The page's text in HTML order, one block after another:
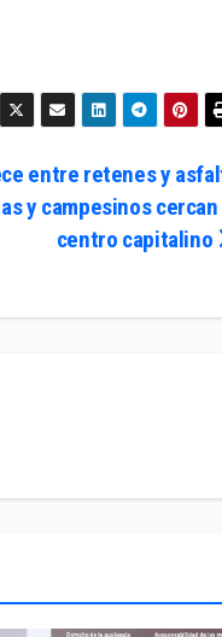
entre retenes y
y campesinos cercan
centro capitalino